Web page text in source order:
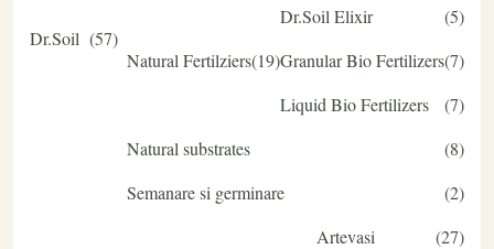
Dr.Soil 57
Natural Fertilziers 19
Dr.Soil Elixir
5
Granular Bio Fertilizers 7
Liquid Bio Fertilizers
7
Natural substrates
8
Semanare si germinare
2
Artevasi
27